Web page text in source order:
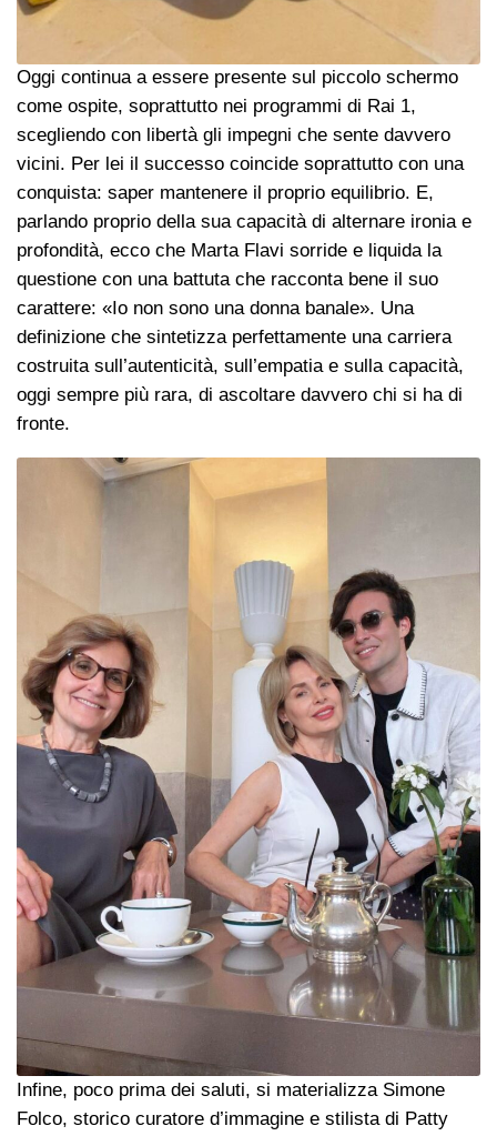
Oggi continua a essere presente sul piccolo schermo
come ospite, soprattutto nei programmi di Rai 1,
scegliendo con libertà gli impegni che sente davvero
vicini. Per lei il successo coincide soprattutto con una
conquista: saper mantenere il proprio equilibrio. E,
parlando proprio della sua capacità di alternare ironia e
profondità, ecco che Marta Flavi sorride e liquida la
questione con una battuta che racconta bene il suo
carattere: «Io non sono una donna banale». Una
definizione che sintetizza perfettamente una carriera
costruita sull’autenticità, sull’empatia e sulla capacità,
oggi sempre più rara, di ascoltare davvero chi si ha di
fronte.
Infine, poco prima dei saluti, si materializza Simone
Folco, storico curatore d’immagine e stilista di Patty